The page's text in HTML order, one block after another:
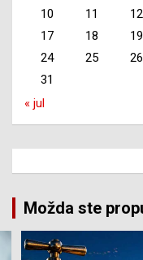
10
11 12
17
18 19
24
25 26
31
« jul
Možda ste